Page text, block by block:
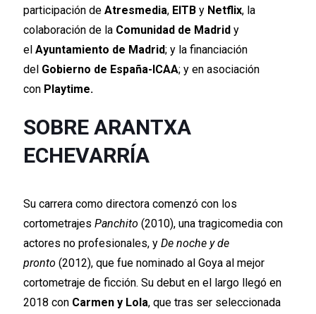
participación de Atresmedia, EITB y Netflix, la
colaboración de la Comunidad de Madrid y
el Ayuntamiento de Madrid; y la financiación
del Gobierno de España-ICAA; y en asociación
con Playtime.
SOBRE ARANTXA
ECHEVARRÍA
Su carrera como directora comenzó con los
cortometrajes Panchito (2010), una tragicomedia con
actores no profesionales, y De noche y de
pronto (2012), que fue nominado al Goya al mejor
cortometraje de ficción. Su debut en el largo llegó en
2018 con Carmen y Lola, que tras ser seleccionada